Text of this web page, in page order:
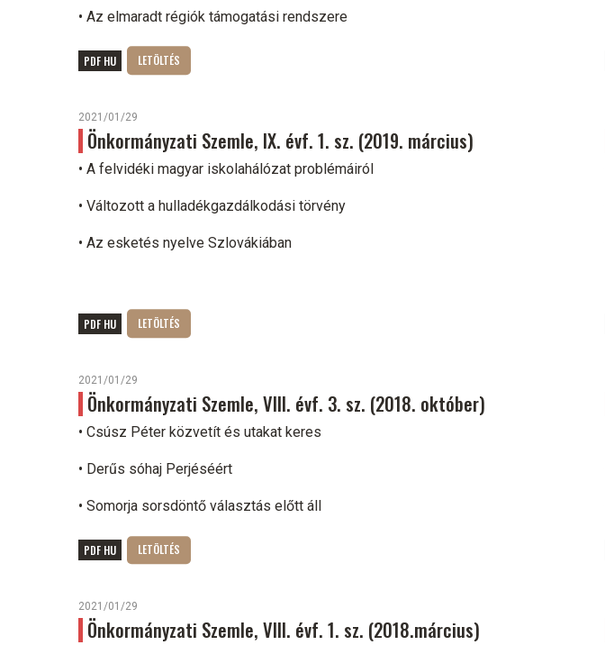
• Az elmaradt régiók támogatási rendszere
PDF HU
2021/01/29
Önkormányzati Szemle, IX. évf. 1. sz. (2019. március)
• A felvidéki magyar iskolahálózat problémáiról
• Változott a hulladékgazdálkodási törvény
• Az esketés nyelve Szlovákiában
PDF HU
2021/01/29
Önkormányzati Szemle, VIII. évf. 3. sz. (2018. október)
• Csúsz Péter közvetít és utakat keres
• Derűs sóhaj Perjéséért
• Somorja sorsdöntő választás előtt áll
PDF HU
2021/01/29
Önkormányzati Szemle, VIII. évf. 1. sz. (2018.március)